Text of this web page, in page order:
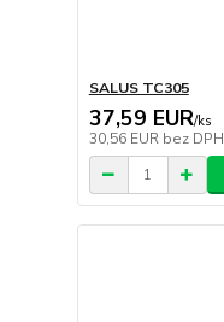
SALUS TC305
37,59 EUR/ks
30,56 EUR bez DPH